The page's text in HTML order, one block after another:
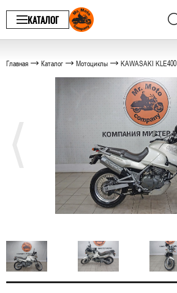
КАТАЛОГ
Главная Каталог Мотоциклы KAWASAKI KLE400